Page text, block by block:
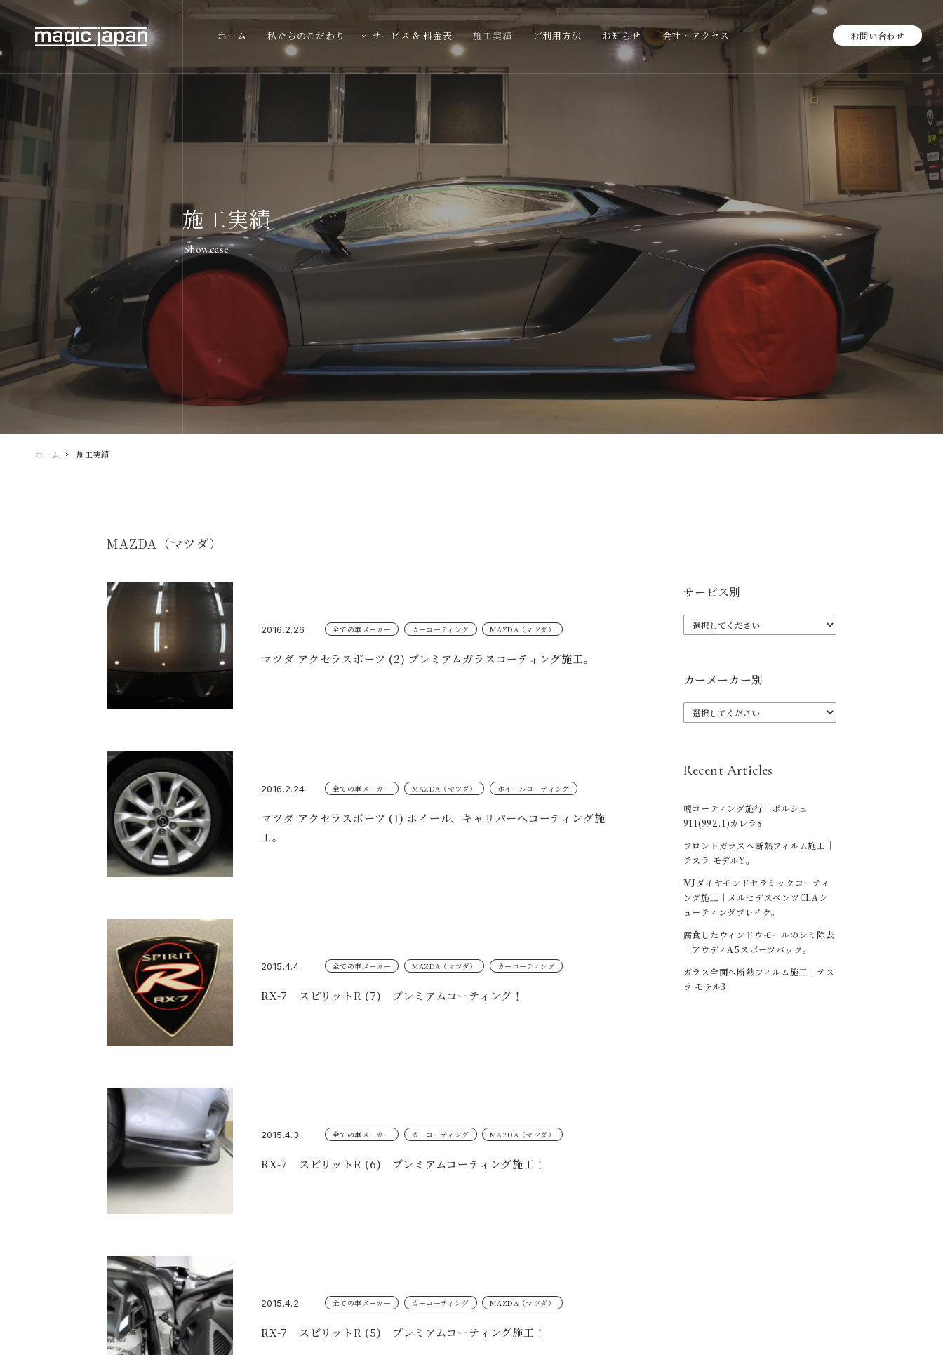
ホーム 私たちのこだわり サービス & 料金表 施工実績 ご利用方法 お知らせ 会社・アクセス お問い合わせ
施工実績
Showcase
ホーム 施工実績
MAZDA（マツダ）
2016.2.26 全ての車メーカー カーコーティング MAZDA（マツダ）
マツダ アクセラスポーツ (2) プレミアムガラスコーティング施工。
2016.2.24 全ての車メーカー MAZDA（マツダ） ホイールコーティング
マツダ アクセラスポーツ (1) ホイール、キャリパーへコーティング施
工。
2015.4.4 全ての車メーカー MAZDA（マツダ） カーコーティング
RX-7 スピリットR (7) プレミアムコーティング！
2015.4.3 全ての車メーカー カーコーティング MAZDA（マツダ）
RX-7 スピリットR (6) プレミアムコーティング施工！
2015.4.2 全ての車メーカー カーコーティング MAZDA（マツダ）
RX-7 スピリットR (5) プレミアムコーティング施工！
サービス別
カーメーカー別
Recent Articles
幌コーティング施行｜ポルシェ
911(992.1)カレラS
フロントガラスへ断熱フィルム施工｜
テスラ モデルY。
MJダイヤモンドセラミックコーティ
ング施工｜メルセデスベンツCLAシ
ューティングブレイク。
腐食したウィンドウモールのシミ除去
｜アウディA5スポーツバック。
ガラス全面へ断熱フィルム施工｜テス
ラ モデル3